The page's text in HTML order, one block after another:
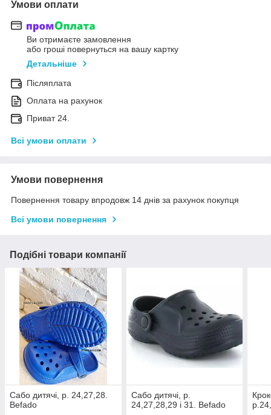
Умови оплати
Ви отримаєте замовлення
або гроші повернуться на вашу картку
Детальніше
Післяплата
Оплата на рахунок
Приват 24.
Всі умови оплати
Умови повернення
Повернення товару впродовж 14 днів за рахунок покупця
Всі умови повернення
Подібні товари компанії
Сабо дитячі, р. 24,27,28.
Befado
Сабо дитячі, р.
24,27,28,29 і 31. Befado